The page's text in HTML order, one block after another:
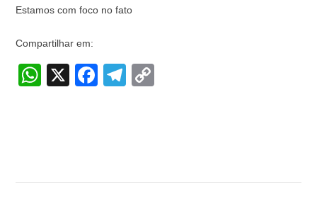
Estamos com foco no fato
Compartilhar em:
W
p
X
F
o
T
m n